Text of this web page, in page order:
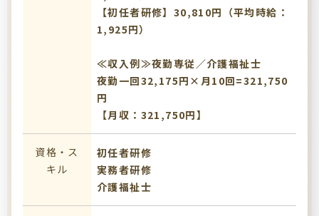
【初任者研修】30,810円（平均時給：
1,925円）
≪収入例≫夜勤専従／介護福祉士
夜勤一回32,175円×月10回=321,750
円
【月収：321,750円】
資格・ス
キル
初任者研修
実務者研修
介護福祉士